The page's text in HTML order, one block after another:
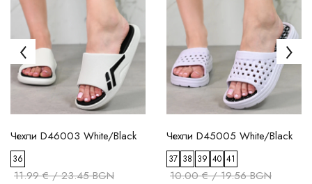
Чехли D46003 White/Black
36
11.99 € / 23.45 BGN
Чехли D45005 White/Black
37 38 39 40 41
10.00 € / 19.56 BGN